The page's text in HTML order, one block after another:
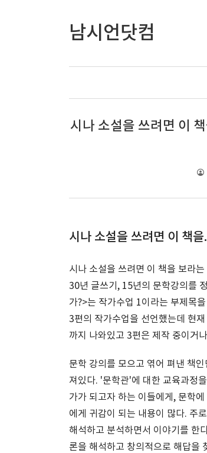
남시언닷컴
시나 소설을 쓰려면 이
시나 소설을 쓰려면 이 책
시나 소설을 쓰려면 이 책을 보라
30년 글쓰기, 15년의 문학강의를
가?>는 작가수업 1이라는 부제목
3편의 작가수업을 선언했는데 현
까지 나와있고 3편은 제작 중이거
문학 강의를 모으고 엮어 펴낸 책
져있다. '문학관'에 대한 교육과정
가가 되고자 하는 이들에게, 문학
에게 귀감이 되는 내용이 많다. 주
해석하고 분석하면서 이야기를 한
론을 해석하고 창의적으로 해답을